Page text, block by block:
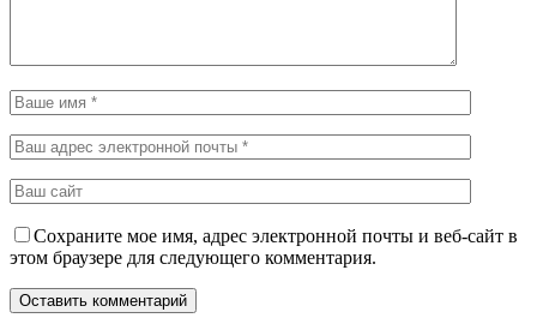
Сохраните мое имя, адрес электронной почты и веб-сайт в
этом браузере для следующего комментария.